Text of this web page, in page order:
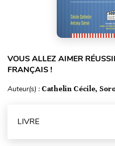
VOUS ALLEZ AIMER
FRANÇAIS !
Auteur(s) : Cathelin Cécile,
LIVRE